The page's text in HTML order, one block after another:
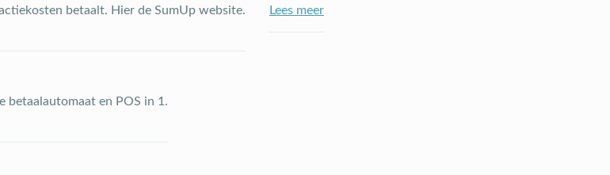
betaalt. Hier de SumUp website.
Lees meer
betaalautomaat en POS in 1.